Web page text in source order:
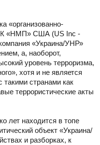
«организованно-
«НМП» США (US Inc -
«Украина/УНР»
а, наоборот,
уровень терроризма,
хотя и не является
такими странами как
террористические акты
лет находится в топе
объект «Украина/
и разборках, к